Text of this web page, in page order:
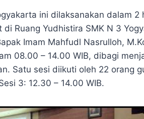
ini dilaksanakan dalam 2
Ruang Yudhistira SMK N 3
Imam Mahfudl Nasrulloh,
08.00 – 14.00 WIB, dibagi
Satu sesi diikuti oleh 22 orang
3: 12.30 – 14.00 WIB.